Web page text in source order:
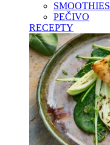
SMOOTHIES
PEČIVO
RECEPTY